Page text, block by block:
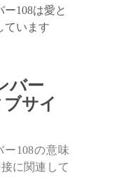
108は愛と
ています
バー
サイ
108の意味
に関連して